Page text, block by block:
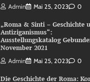
Admin Mai 25, 2023 0
„Roma & Sinti – Geschichte
Antiziganismus“:
Ausstellungskatalog
November 2021
Admin Mai 25, 2023 0
Die Geschichte der Roma: